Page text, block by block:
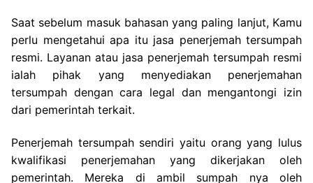
Saat sebelum masuk bahasan yang paling lanjut, Kamu
perlu mengetahui apa itu jasa penerjemah tersumpah
resmi. Layanan atau jasa penerjemah tersumpah resmi
ialah pihak yang menyediakan penerjemahan
tersumpah dengan cara legal dan mengantongi izin
dari pemerintah terkait.
Penerjemah tersumpah sendiri yaitu orang yang lulus
kwalifikasi penerjemahan yang dikerjakan oleh
pemerintah. Mereka di ambil sumpah nya oleh